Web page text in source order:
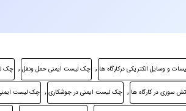
و وسایل الکتریکی درکارگاه ها , چک لیست ایمنی حمل ونقل , چک
سوزی در کارگاه ها , چک لیست ایمنی در جوشکاری , چک لیست